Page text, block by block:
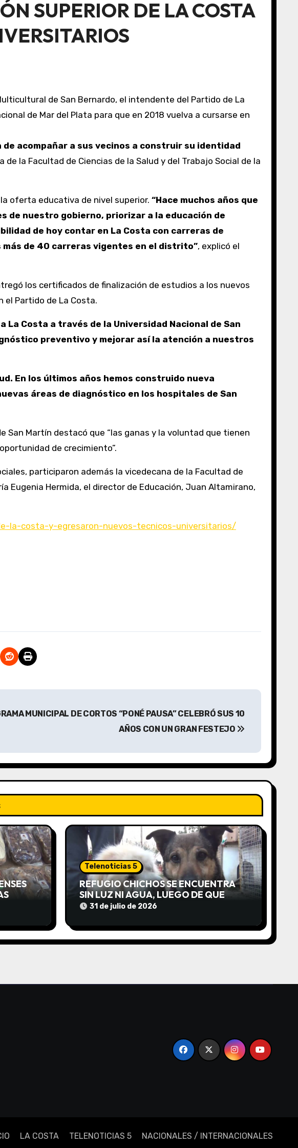
SUPERIOR DE LA COSTA
de San Bernardo, el intendente del Partido de La
de Mar del Plata para que en 2018 vuelva a cursarse en
de la Facultad de Ciencias de la Salud y del Trabajo Social de la
oferta educativa de nivel superior. “Hace muchos años que
de nuestro gobierno, priorizar a la educación de
de hoy contar en La Costa con carreras de
de 40 carreras vigentes en el distrito”, explicó el
los certificados de finalización de estudios a los nuevos
Partido de La Costa.
Costa a través de la Universidad Nacional de San
preventivo y mejorar así la atención a nuestros
En los últimos años hemos construido nueva
áreas de diagnóstico en los hospitales de San
San Martín destacó que “las ganas y la voluntad que tienen
de crecimiento”.
participaron además la vicedecana de la Facultad de
Eugenia Hermida, el director de Educación, Juan Altamirano,
la-costa-y-egresaron-nuevos-tecnicos-universitarios/
MUNICIPAL DE CORTOS “PONÉ PAUSA” CELEBRÓ SUS 10
AÑOS CON UN GRAN FESTEJO
Telenoticias 5
REFUGIO CHICHOS SE ENCUENTRA
SIN LUZ NI AGUA, LUEGO DE QUE
EDEA CORTARA EL SUMINISTRO SIN
31 de julio de 2026
LA COSTA TELENOTICIAS 5 NACIONALES / INTERNACIONALES